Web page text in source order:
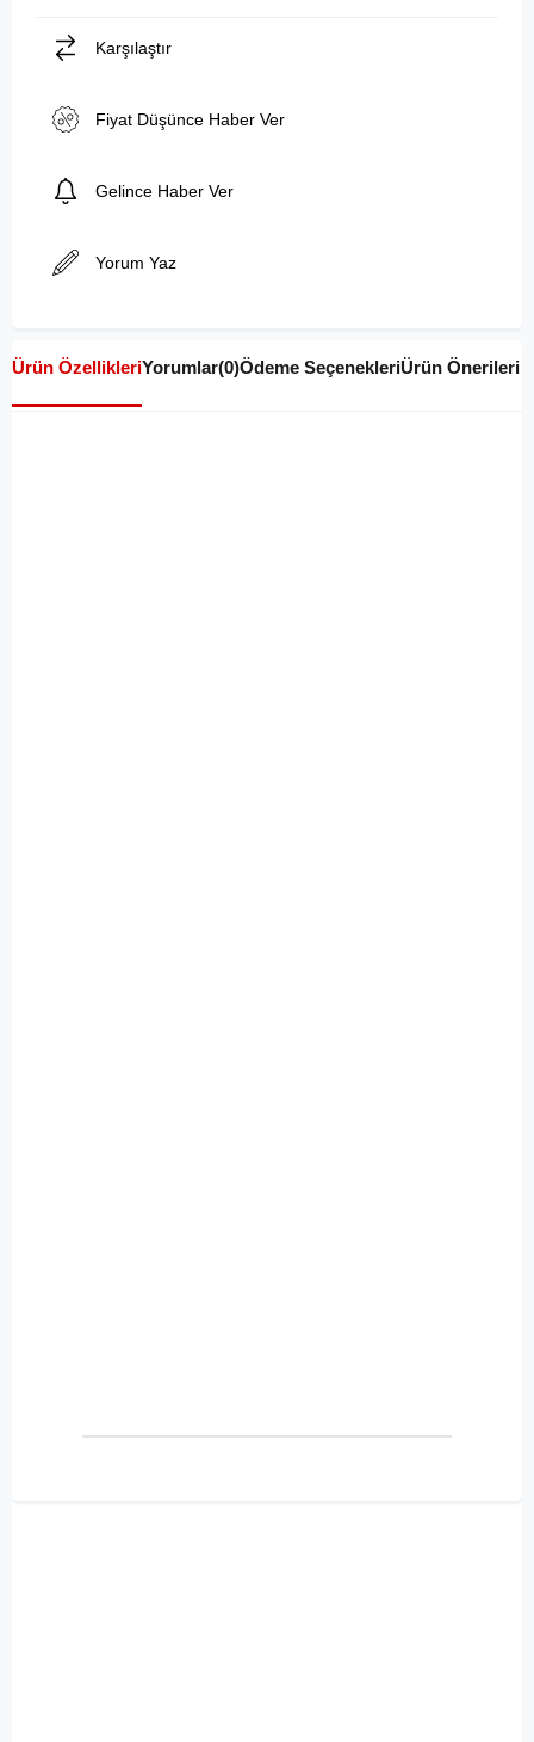
Karşılaştır
Fiyat Düşünce Haber Ver
Gelince Haber Ver
Yorum Yaz
Ürün ÖzellikleriYorumlar(0)Ödeme SeçenekleriÜrün Önerileri